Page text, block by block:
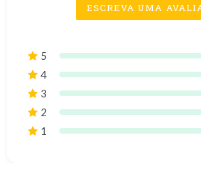
ESCREVA UMA
5
4
3
2
1